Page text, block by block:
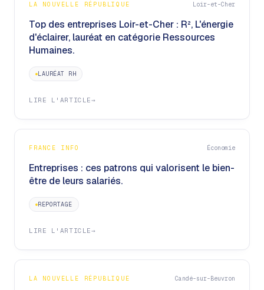
LA NOUVELLE RÉPUBLIQUE Loir-et-Cher
Top des entreprises Loir-et-Cher : R², L'énergie
d'éclairer, lauréat en catégorie Ressources
Humaines.
LAURÉAT RH
LIRE L'ARTICLE→
FRANCE INFO Économie
Entreprises : ces patrons qui valorisent le bien-
être de leurs salariés.
REPORTAGE
LIRE L'ARTICLE→
LA NOUVELLE RÉPUBLIQUE Candé-sur-Beuvron